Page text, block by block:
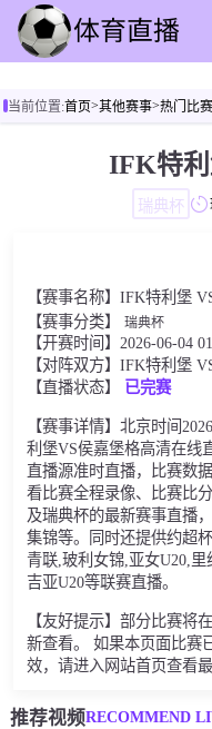
足球直播
其他赛事
当前位置:首页>其他赛事>热门比赛
IFK特利
瑞典杯
【赛事名称】IFK特利堡
【赛事分类】 瑞典杯
【开赛时间】2026-06-04
【对阵双方】IFK特利堡
【直播状态】
已完赛
【赛事详情】北京时间
利堡VS侯嘉堡格高清在线
直播源准时直播，比赛数
看比赛全程录像、比赛比
及瑞典杯的最新赛事直播
集锦等。同时还提供约超
青联,玻利女锦,亚女U20,
吉亚U20等联赛直播。
【友好提示】部分比赛将
新查看。 如果本页面比赛
效，请进入网站首页查看最
推荐视频RECOMMEND